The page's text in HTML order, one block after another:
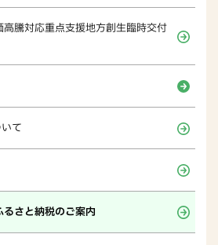
騰対応重点支援地方創生臨時交付
て
さと納税のご案内